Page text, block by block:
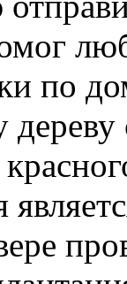
по